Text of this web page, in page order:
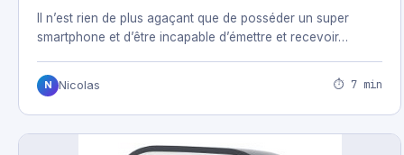
Il n’est rien de plus agaçant que de posséder un super
smartphone et d’être incapable d’émettre et recevoir…
N Nicolas ⏱ 7 min